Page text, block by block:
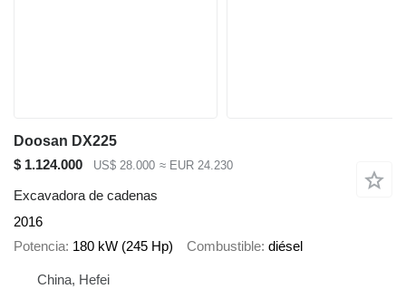
Doosan DX225
$ 1.124.000
US$ 28.000 ≈ EUR 24.230
Excavadora de cadenas
2016
Potencia 180 kW (245 Hp) Combustible diésel
China, Hefei